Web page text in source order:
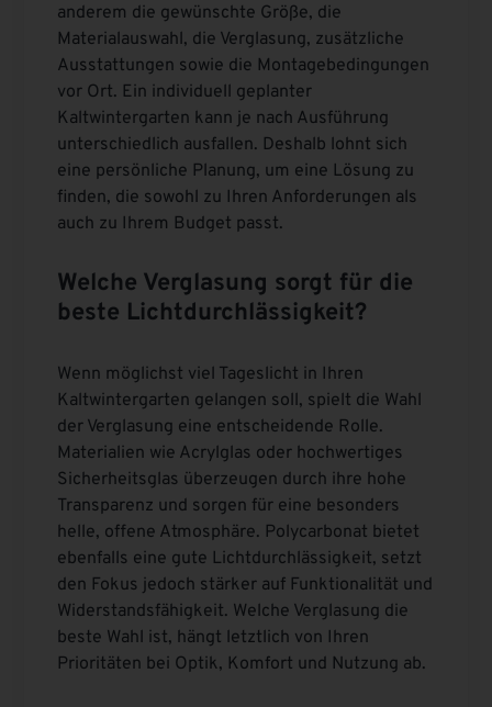
anderem die gewünschte Größe, die
Materialauswahl, die Verglasung, zusätzliche
Ausstattungen sowie die Montagebedingungen
vor Ort. Ein individuell geplanter
Kaltwintergarten kann je nach Ausführung
unterschiedlich ausfallen. Deshalb lohnt sich
eine persönliche Planung, um eine Lösung zu
finden, die sowohl zu Ihren Anforderungen als
auch zu Ihrem Budget passt.
Welche Verglasung sorgt für die
beste Lichtdurchlässigkeit?
Wenn möglichst viel Tageslicht in Ihren
Kaltwintergarten gelangen soll, spielt die Wahl
der Verglasung eine entscheidende Rolle.
Materialien wie Acrylglas oder hochwertiges
Sicherheitsglas überzeugen durch ihre hohe
Transparenz und sorgen für eine besonders
helle, offene Atmosphäre. Polycarbonat bietet
ebenfalls eine gute Lichtdurchlässigkeit, setzt
den Fokus jedoch stärker auf Funktionalität und
Widerstandsfähigkeit. Welche Verglasung die
beste Wahl ist, hängt letztlich von Ihren
Prioritäten bei Optik, Komfort und Nutzung ab.